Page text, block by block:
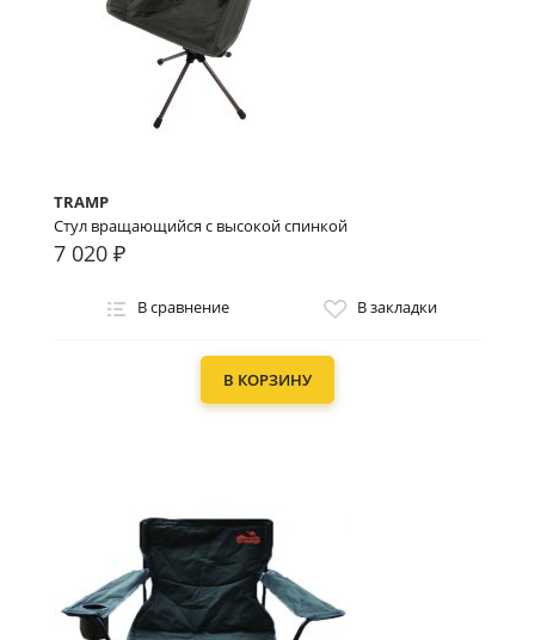
TRAMP
Стул вращающийся с высокой спинкой
7 020 ₽
В сравнение В закладки
В КОРЗИНУ